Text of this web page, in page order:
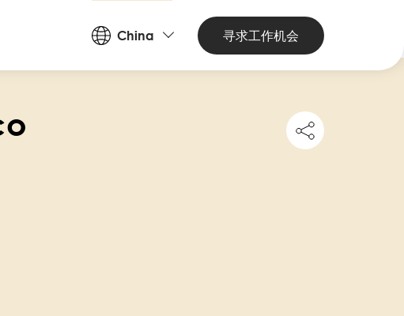
Countries
and
Languages
China 寻求工作机会
Share
this